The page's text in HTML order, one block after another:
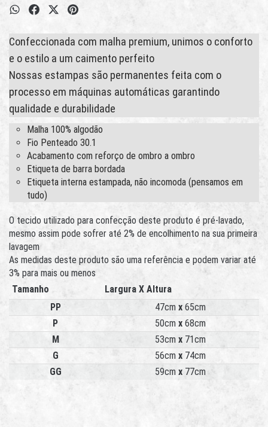
Confeccionada com malha premium, unimos o conforto
e o estilo a um caimento perfeito
Nossas estampas são permanentes feita com o
processo em máquinas automáticas garantindo
qualidade e durabilidade
Malha 100% algodão
Fio Penteado 30.1
Acabamento com reforço de ombro a ombro
Etiqueta de barra bordada
Etiqueta interna estampada, não incomoda (pensamos em
tudo)
O tecido utilizado para confecção deste produto é pré-lavado,
mesmo assim pode sofrer até 2% de encolhimento na sua primeira
lavagem
As medidas deste produto são uma referência e podem variar até
3% para mais ou menos
Tamanho
Largura X Altura
PP
47cm x 65cm
P
50cm x 68cm
M
53cm x 71cm
G
56cm x 74cm
GG
59cm x 77cm